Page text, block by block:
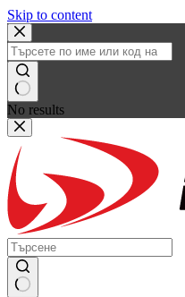
Skip to content
No results